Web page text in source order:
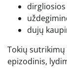
dujų
Tokių sutrikimų
epizodinis,